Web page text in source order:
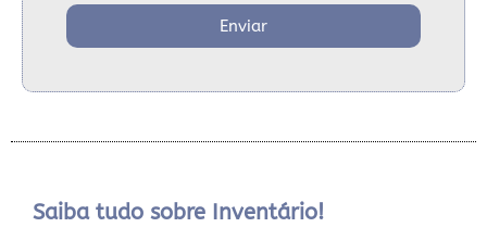
Enviar
Saiba tudo sobre Inventário!